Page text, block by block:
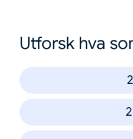
Utforsk hva